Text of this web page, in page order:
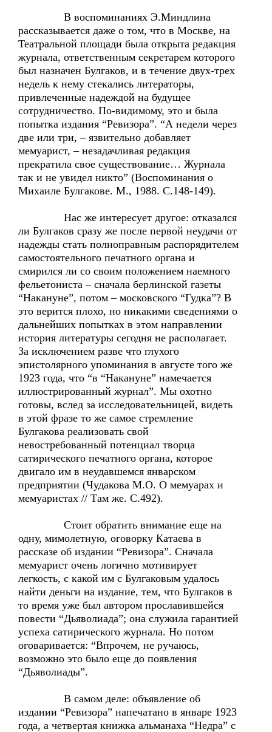
В воспоминаниях Э.Миндлина
рассказывается даже о том, что в Москве, на
Театральной площади была открыта редакция
журнала, ответственным секретарем которого
был назначен Булгаков, и в течение двух-трех
недель к нему стекались литераторы,
привлеченные надеждой на будущее
сотрудничество. По-видимому, это и была
попытка издания “Ревизора”. “А недели через
две или три, – язвительно добавляет
мемуарист, – незадачливая редакция
прекратила свое существование… Журнала
так и не увидел никто” (Воспоминания о
Михаиле Булгакове. М., 1988. С.148-149).
Нас же интересует другое: отказался
ли Булгаков сразу же после первой неудачи от
надежды стать полноправным распорядителем
самостоятельного печатного органа и
смирился ли со своим положением наемного
фельетониста – сначала берлинской газеты
“Накануне”, потом – московского “Гудка”? В
это верится плохо, но никакими сведениями о
дальнейших попытках в этом направлении
история литературы сегодня не располагает.
За исключением разве что глухого
эпистолярного упоминания в августе того же
1923 года, что “в “Накануне” намечается
иллюстрированный журнал”. Мы охотно
готовы, вслед за исследовательницей, видеть
в этой фразе то же самое стремление
Булгакова реализовать свой
невостребованный потенциал творца
сатирического печатного органа, которое
двигало им в неудавшемся январском
предприятии (Чудакова М.О. О мемуарах и
мемуаристах // Там же. С.492).
Стоит обратить внимание еще на
одну, мимолетную, оговорку Катаева в
рассказе об издании “Ревизора”. Сначала
мемуарист очень логично мотивирует
легкость, с какой им с Булгаковым удалось
найти деньги на издание, тем, что Булгаков в
то время уже был автором прославившейся
повести “Дьяволиада”; она служила гарантией
успеха сатирического журнала. Но потом
оговаривается: “Впрочем, не ручаюсь,
возможно это было еще до появления
“Дьяволиады”.
В самом деле: объявление об
издании “Ревизора” напечатано в январе 1923
года, а четвертая книжка альманаха “Недра” с